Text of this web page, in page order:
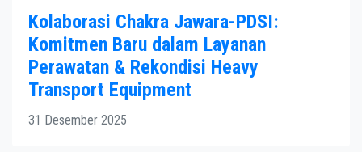
Kolaborasi Chakra Jawara-PDSI:
Komitmen Baru dalam Layanan
Perawatan & Rekondisi Heavy
Transport Equipment
31 Desember 2025